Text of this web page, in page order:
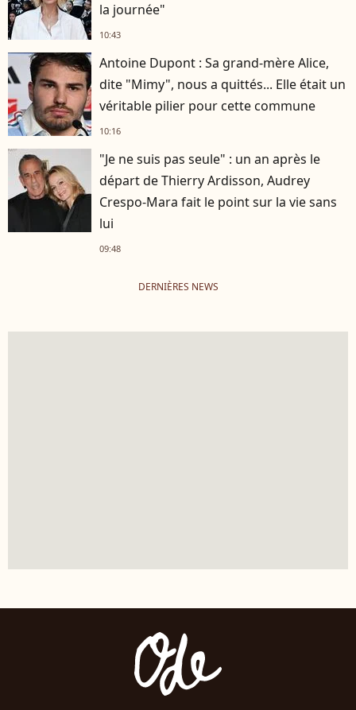
la journée"
10:43
Antoine Dupont : Sa grand-mère Alice,
dite "Mimy", nous a quittés... Elle était un
véritable pilier pour cette commune
10:16
"Je ne suis pas seule" : un an après le
départ de Thierry Ardisson, Audrey
Crespo-Mara fait le point sur la vie sans
lui
09:48
DERNIÈRES NEWS